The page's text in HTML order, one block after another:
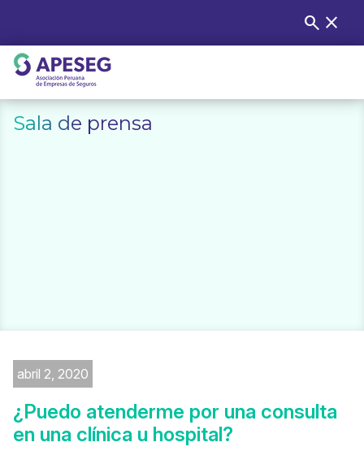
content
Buscar:
search close
APESEG
Sala de prensa
abril 2, 2020
¿Puedo atenderme por una consulta
en una clínica u hospital?